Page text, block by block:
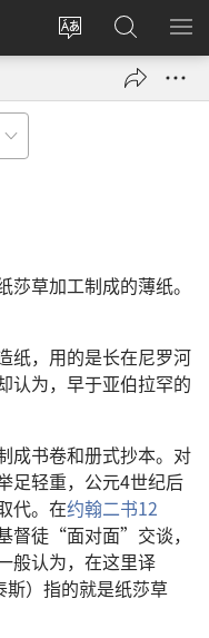
更
登
录
（打
搜
索
JW.ORG
显
草加工制成的薄纸。
纸，用的是长在尼罗河
认为，早于亚伯拉罕的
成书卷和册式抄本。对
足轻重，公元4世纪后
代。在约翰二书12
督徒“面对面”交谈，
般认为，在这里译
）指的就是纸莎草